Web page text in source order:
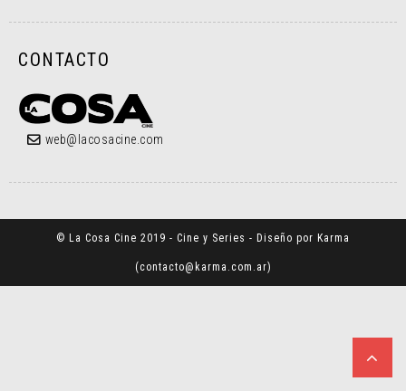
CONTACTO
web@lacosacine.com
© La Cosa Cine 2019 - Cine y Series - Diseño por Karma
(contacto@karma.com.ar)